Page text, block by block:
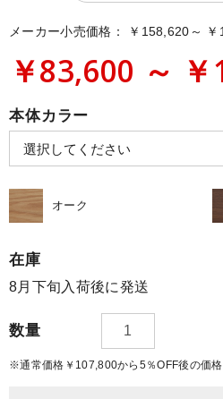
メーカー小売価格： ￥158,620～
￥83,600 ～
本体カラー
オーク
在庫
8月下旬入荷後に発送
数量
※通常価格￥107,800から5％OFF後の価格